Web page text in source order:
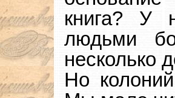
книга? У
людьми
несколько
Но